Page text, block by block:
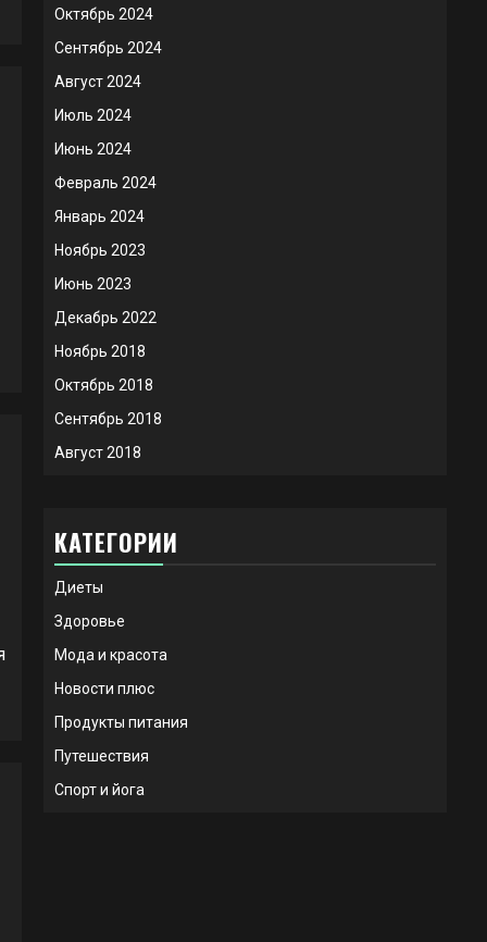
Октябрь 2024
Сентябрь 2024
Август 2024
Июль 2024
Июнь 2024
Февраль 2024
Январь 2024
Ноябрь 2023
Июнь 2023
Декабрь 2022
Ноябрь 2018
Октябрь 2018
Сентябрь 2018
Август 2018
КАТЕГОРИИ
Диеты
Здоровье
Мода и красота
Новости плюс
Продукты питания
Путешествия
Спорт и йога